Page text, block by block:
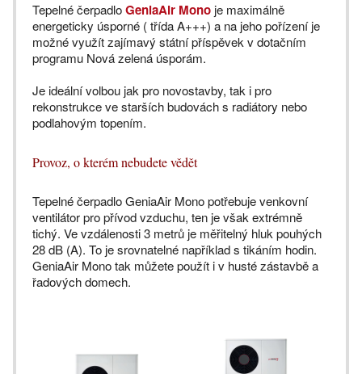
Tepelné čerpadloGeniaAir Mono je maximálně
energeticky úsporné ( třída A+++) a na jeho pořízení je
možné využít zajímavý státní příspěvek v dotačním
programu Nová zelená úsporám.
Je ideální volbou jak pro novostavby, tak i pro
rekonstrukce ve starších budovách s radiátory nebo
podlahovým topením.
Provoz, o kterém nebudete vědět
Tepelné čerpadlo GeniaAir Mono potřebuje venkovní
ventilátor pro přívod vzduchu, ten je však extrémně
tichý. Ve vzdálenosti 3 metrů je měřitelný hluk pouhých
28 dB (A). To je srovnatelné například s tikáním hodin.
GeniaAir Mono tak můžete použít i v husté zástavbě a
řadových domech.